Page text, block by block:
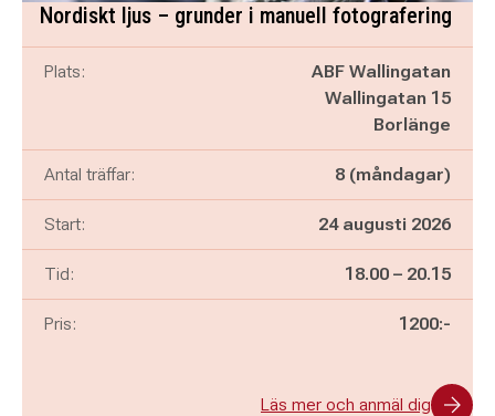
Nordiskt ljus – grunder i manuell fotografering
Plats:
ABF Wallingatan
Wallingatan 15
Borlänge
Antal träffar: 8 (måndagar)
Start: 24 augusti 2026
Tid: Pågår mellan
18.00 – och
20.15
Pris: 1200:-
Läs mer och anmäl dig